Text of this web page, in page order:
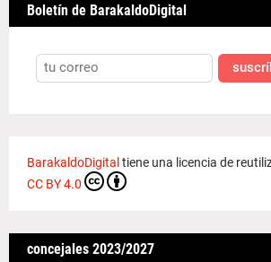
Boletín de BarakaldoDigital
BarakaldoDigital tiene una licencia de
CC BY 4.0
concejales 2023/2027